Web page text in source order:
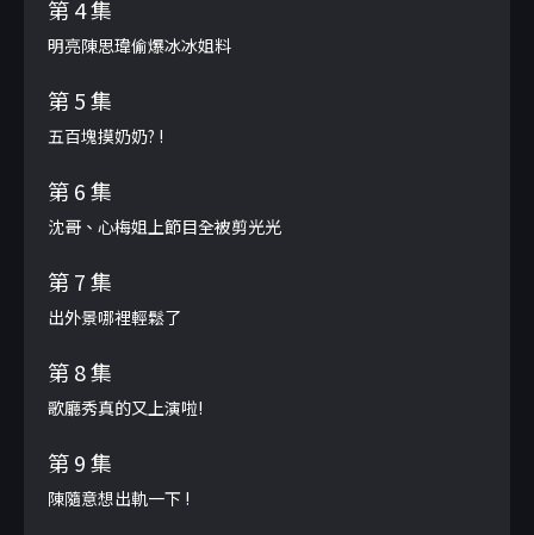
第 4 集
明亮陳思瑋偷爆冰冰姐料
第 5 集
五百塊摸奶奶? !
第 6 集
沈哥、心梅姐上節目全被剪光光
第 7 集
出外景哪裡輕鬆了
第 8 集
歌廳秀真的又上演啦!
第 9 集
陳隨意想出軌一下 !